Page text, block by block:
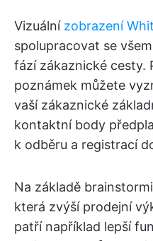
Vizuální zobrazení
spolupracovat se
fází zákaznické cesty.
poznámek můžete
vaší zákaznické
kontaktní body
k odběru a registrací
Na základě
která zvýší prodejní
patří například lepší